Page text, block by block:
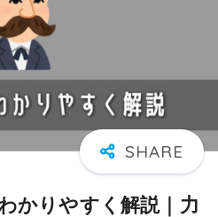
かりやすく解説｜力